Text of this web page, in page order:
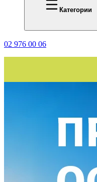
Категории
02 976 00 06